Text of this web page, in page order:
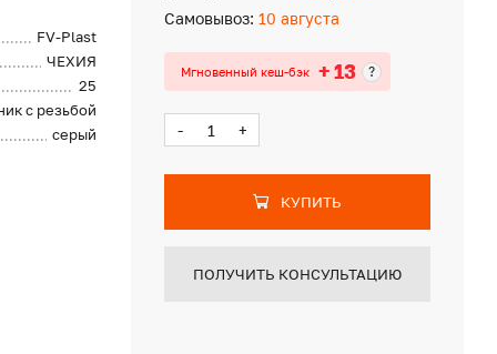
FV-Plast
ЧЕХИЯ
25
с резьбой
серый
Самовывоз: 10 августа
Мгновенный кеш-бэк + 13 ?
- +
КУПИТЬ
ПОЛУЧИТЬ КОНСУЛЬТАЦИЮ